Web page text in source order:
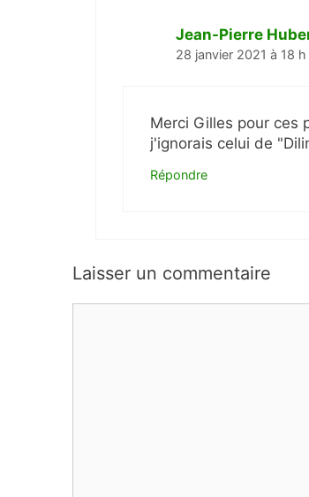
Jean-Pierre
28 janvier 2021 à 18
Merci Gilles pour ces
j'ignorais celui de
Répondre
Laisser un commentaire